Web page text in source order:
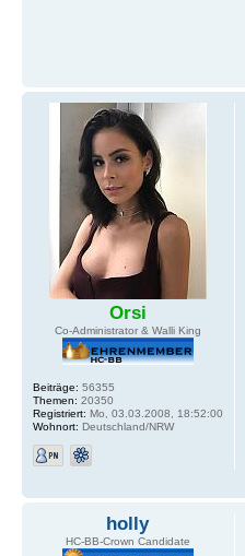
Orsi
Co-Administrator & Walli King
Beiträge: 56355
Themen: 20350
Registriert: Mo, 03.03.2008, 18:52:00
Wohnort: Deutschland/NRW
holly
HC-BB-Crown Candidate